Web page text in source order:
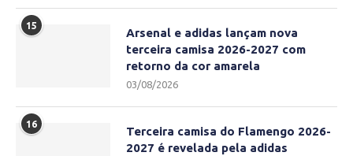
15
Arsenal e adidas lançam nova
terceira camisa 2026-2027 com
retorno da cor amarela
03/08/2026
16
Terceira camisa do Flamengo 2026-
2027 é revelada pela adidas